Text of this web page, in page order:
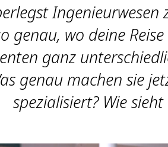
genau, wo deine
ganz
genau machen sie
spezialisiert? Wie